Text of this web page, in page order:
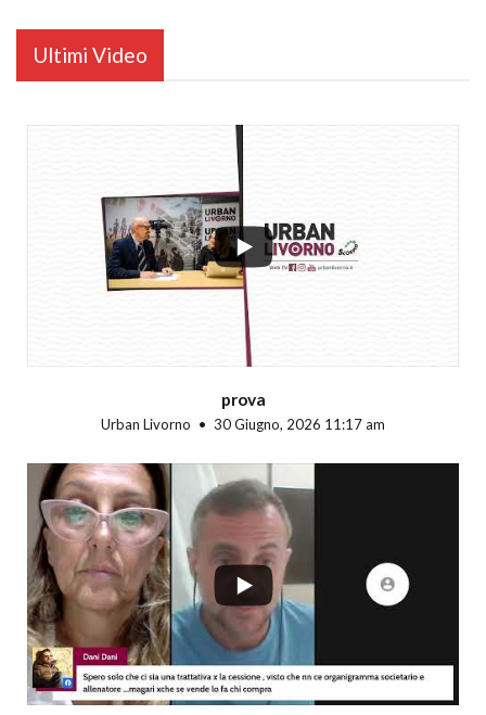
Ultimi Video
prova
Urban Livorno 30 Giugno, 2026 11:17 am